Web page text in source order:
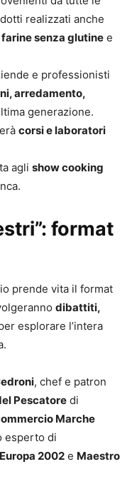
realizzati anche
farine senza glutine e
e professionisti
arredamento,
generazione.
corsi e laboratori
agli show cooking
format
prende vita il format
dibattiti,
esplorare l’intera
, chef e patron
Pescatore di
Marche
esperto di
2002 e Maestro